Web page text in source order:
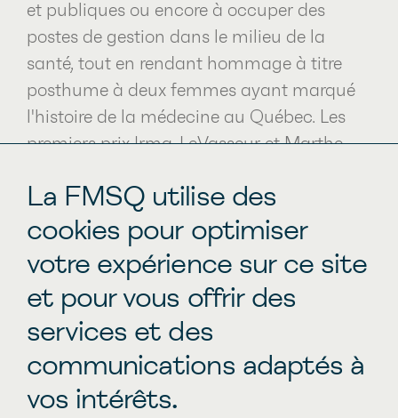
La FMSQ utilise des
cookies pour optimiser
votre expérience sur ce site
et pour vous offrir des
services et des
communications adaptés à
vos intérêts.
et publiques ou encore à occuper des
postes de gestion dans le milieu de la
santé, tout en rendant hommage à titre
posthume à deux femmes ayant marqué
l'histoire de la médecine au Québec. Les
premiers prix Irma-LeVasseur et Marthe-
remis annuellement depuis.
DÉCOUVRIR LES LAURÉATES DEPUIS
Découvrir nos éditions